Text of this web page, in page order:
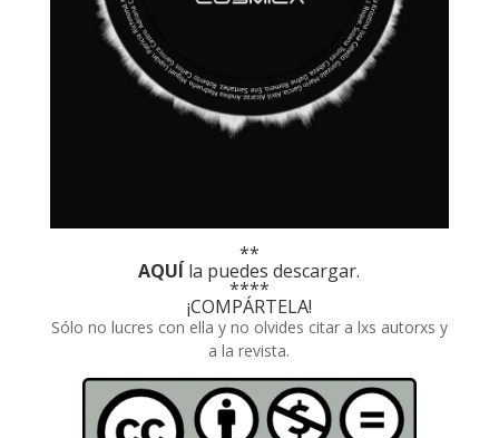
**
AQUÍ la puedes descargar.
****
¡COMPÁRTELA!
Sólo no lucres con ella y no olvides citar a lxs autorxs y
a la revista.